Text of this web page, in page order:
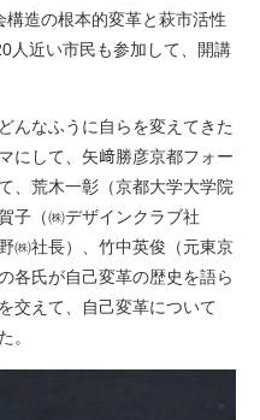
造の根本的変革と萩市活性
人近い市民も参加して、開講
んなふうに自らを変えてきた
にして、矢﨑勝彦京都フォー
、荒木一彰（京都大学大学院
子（㈱デザインクラブ社
㈱社長）、竹中英俊（元東京
各氏が自己変革の歴史を語ら
交えて、自己変革について
。